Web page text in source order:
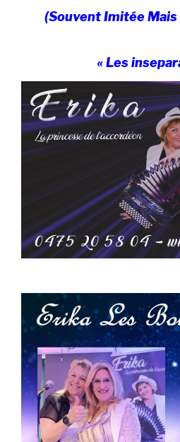
(Souvent Imitée Mais
« Les